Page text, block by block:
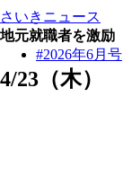
さいきニュース
地元就職者を激励
#2026年6月号
4/23（木）